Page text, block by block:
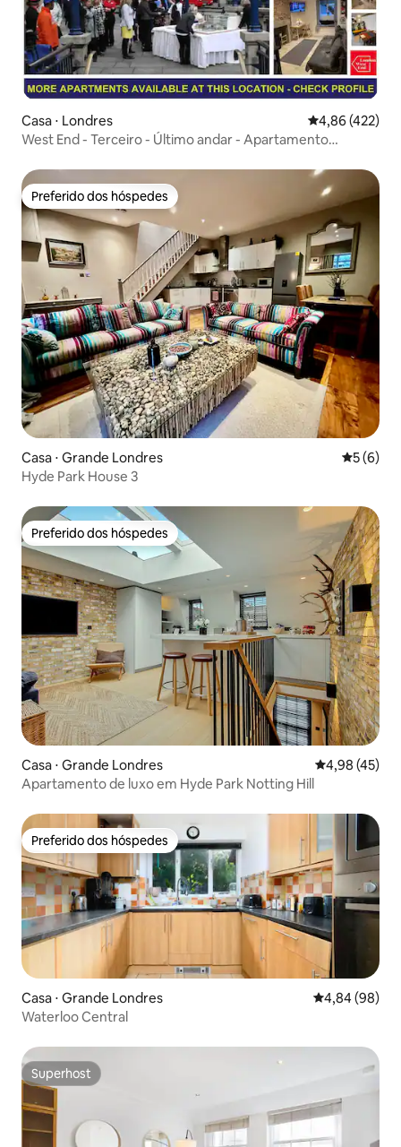
Casa ⋅ Londres 4,86 de uma
4,86 (422)
West End - Terceiro - Último andar - Apartamento
Preferido dos hóspedes
Preferido dos hóspedes
Casa ⋅ Grande Londres 5 de
5 (6)
Hyde Park House 3
Preferido dos hóspedes
Preferido dos hóspedes
Casa ⋅ Grande Londres 4,98 de uma
4,98 (45)
Apartamento de luxo em Hyde Park Notting Hill
Preferido dos hóspedes
Preferido dos hóspedes
Casa ⋅ Grande Londres 4,84 de uma
4,84 (98)
Waterloo Central
Superhost
Superhost